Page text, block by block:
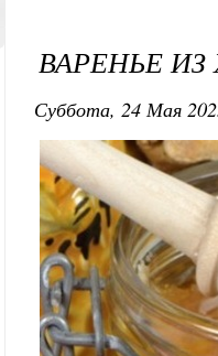
ВАРЕНЬЕ ИЗ
Суббота, 24 Мая